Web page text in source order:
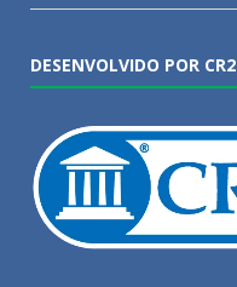
DESENVOLVIDO POR CR2